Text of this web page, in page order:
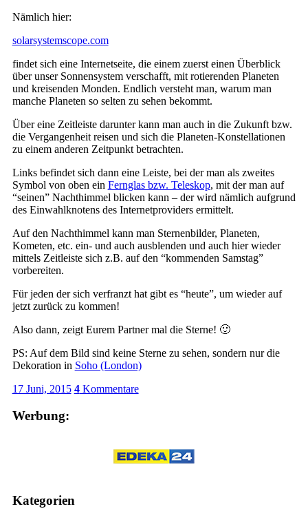
Nämlich hier:
solarsystemscope.com
findet sich eine Internetseite, die einem zuerst einen Überblick
über unser Sonnensystem verschafft, mit rotierenden Planeten
und kreisenden Monden. Endlich versteht man, warum man
manche Planeten so selten zu sehen bekommt.
Über eine Zeitleiste darunter kann man auch in die Zukunft bzw.
die Vergangenheit reisen und sich die Planeten-Konstellationen
zu einem anderen Zeitpunkt betrachten.
Links befindet sich dann eine Leiste, bei der man als zweites
Symbol von oben ein Fernglas bzw. Teleskop, mit der man auf
“seinen” Nachthimmel blicken kann – der wird nämlich aufgrund
des Einwahlknotens des Internetproviders ermittelt.
Auf den Nachthimmel kann man Sternenbilder, Planeten,
Kometen, etc. ein- und auch ausblenden und auch hier wieder
mittels Zeitleiste sich z.B. auf den “kommenden Samstag”
vorbereiten.
Für jeden der sich verfranzt hat gibt es “heute”, um wieder auf
jetzt zurück zu kommen!
Also dann, zeigt Eurem Partner mal die Sterne! 🙂
PS: Auf dem Bild sind keine Sterne zu sehen, sondern nur die
Dekoration in Soho (London)
17 Juni, 2015 4Kommentare
Werbung:
Kategorien